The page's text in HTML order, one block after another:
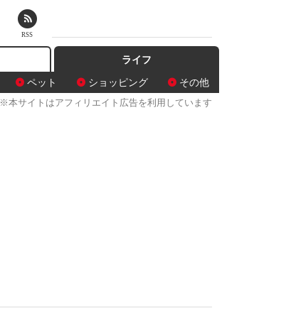
ライフ
ペット ショッピング その他
※本サイトはアフィリエイト広告を利用しています
RSS